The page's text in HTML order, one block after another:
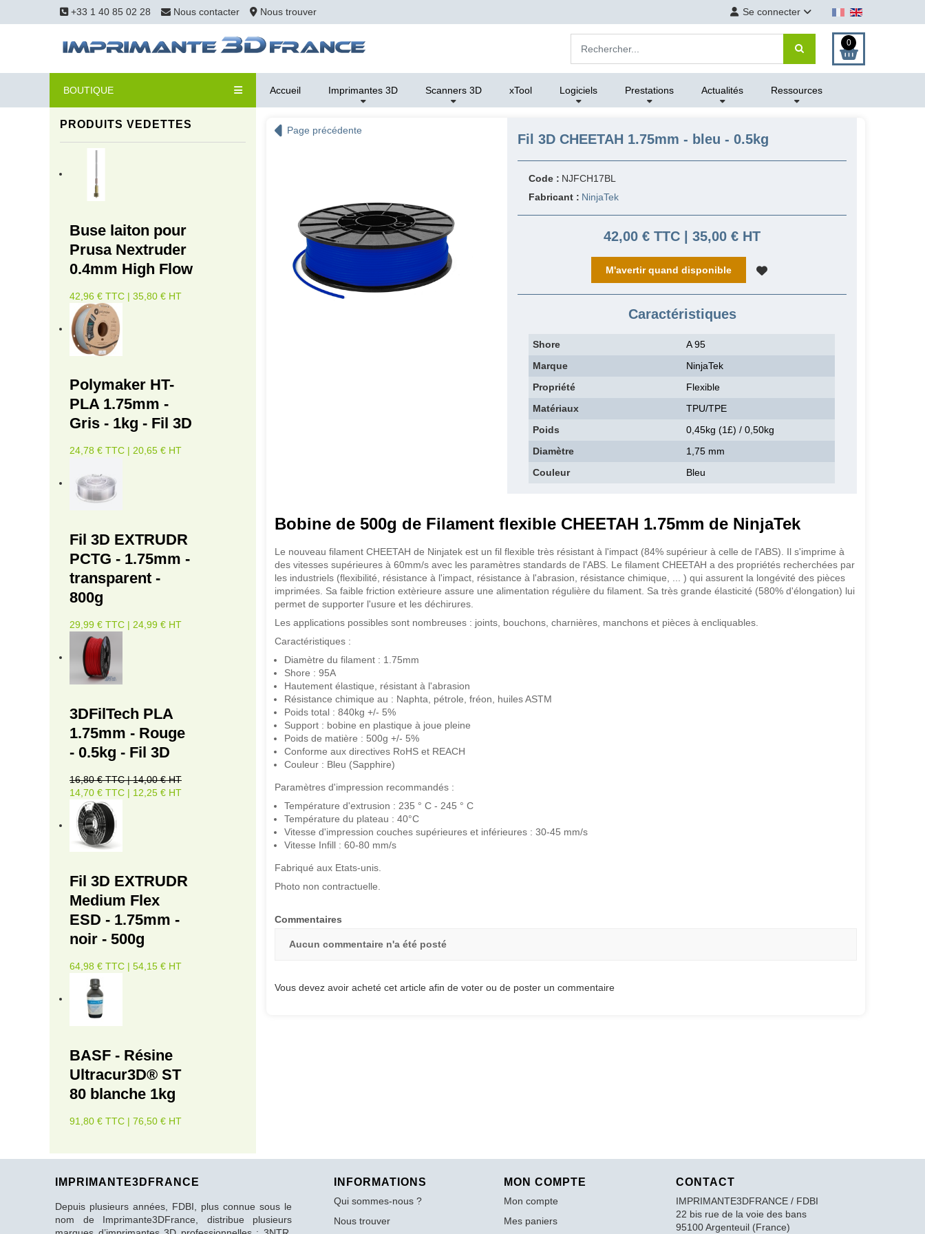
+33 1 40 85 02 28 Nous contacter Nous trouver Se connecter
0
BOUTIQUE Accueil Imprimantes 3D Scanners 3D xTool Logiciels Prestations Actualités Ressources
PRODUITS VEDETTES
Buse laiton pour
Prusa Nextruder
0.4mm High Flow
42,96 € TTC | 35,80 € HT
Polymaker HT-
PLA 1.75mm -
Gris - 1kg - Fil 3D
24,78 € TTC | 20,65 € HT
Fil 3D EXTRUDR
PCTG - 1.75mm -
transparent -
800g
29,99 € TTC | 24,99 € HT
3DFilTech PLA
1.75mm - Rouge
- 0.5kg - Fil 3D
16,80 € TTC | 14,00 € HT
14,70 € TTC | 12,25 € HT
Fil 3D EXTRUDR
Medium Flex
ESD - 1.75mm -
noir - 500g
64,98 € TTC | 54,15 € HT
BASF - Résine
Ultracur3D® ST
80 blanche 1kg
91,80 € TTC | 76,50 € HT
Page précédente
Fil 3D CHEETAH 1.75mm - bleu - 0.5kg
Code : NJFCH17BL
Fabricant : NinjaTek
42,00 € TTC | 35,00 € HT
M'avertir quand disponible
Caractéristiques
Shore
A 95
Marque
NinjaTek
Propriété
Flexible
Matériaux
TPU/TPE
Poids
0,45kg (1£) / 0,50kg
Diamètre
1,75 mm
Couleur
Bleu
Bobine de 500g de Filament flexible CHEETAH 1.75mm de NinjaTek
Le nouveau filament CHEETAH de Ninjatek est un fil flexible très résistant à l'impact (84% supérieur à celle de l'ABS). Il s'imprime à
des vitesses supérieures à 60mm/s avec les paramètres standards de l'ABS. Le filament CHEETAH a des propriétés recherchées par
les industriels (flexibilité, résistance à l'impact, résistance à l'abrasion, résistance chimique, ... ) qui assurent la longévité des pièces
imprimées. Sa faible friction extèrieure assure une alimentation régulière du filament. Sa très grande élasticité (580% d'élongation) lui
permet de supporter l'usure et les déchirures.
Les applications possibles sont nombreuses : joints, bouchons, charnières, manchons et pièces à encliquables.
Caractéristiques :
Diamètre du filament : 1.75mm
Shore : 95A
Hautement élastique, résistant à l'abrasion
Résistance chimique au : Naphta, pétrole, fréon, huiles ASTM
Poids total : 840kg +/- 5%
Support : bobine en plastique à joue pleine
Poids de matière : 500g +/- 5%
Conforme aux directives RoHS et REACH
Couleur : Bleu (Sapphire)
Paramètres d'impression recommandés :
Température d'extrusion : 235 ° C - 245 ° C
Température du plateau : 40°C
Vitesse d'impression couches supérieures et inférieures : 30-45 mm/s
Vitesse Infill : 60-80 mm/s
Fabriqué aux Etats-unis.
Photo non contractuelle.
Commentaires
Aucun commentaire n'a été posté
Vous devez avoir acheté cet article afin de voter ou de poster un commentaire
IMPRIMANTE3DFRANCE
Depuis plusieurs années, FDBI, plus connue sous le
nom de Imprimante3DFrance, distribue plusieurs
INFORMATIONS
Qui sommes-nous ?
Nous trouver
MON COMPTE
Mon compte
Mes paniers
CONTACT
IMPRIMANTE3DFRANCE / FDBI
22 bis rue de la voie des bans
95100 Argenteuil (France)